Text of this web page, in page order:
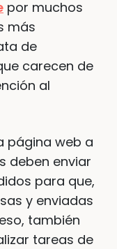
por muchos
más
de
carecen de
al
página web a
deben enviar
para que,
y enviadas
también
tareas de